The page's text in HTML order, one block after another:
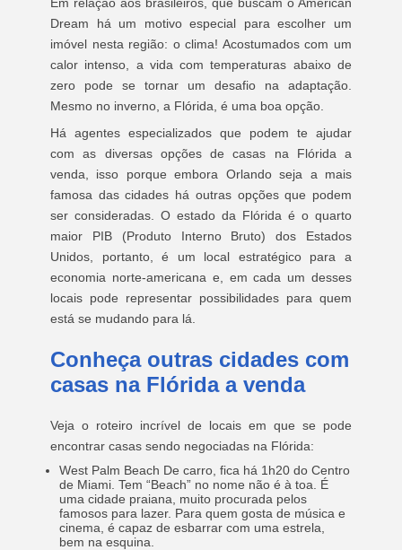
Dream há um motivo especial para escolher um
imóvel nesta região: o clima! Acostumados com um
calor intenso, a vida com temperaturas abaixo de
zero pode se tornar um desafio na adaptação.
Mesmo no inverno, a Flórida, é uma boa opção.
Há agentes especializados que podem te ajudar
com as diversas opções de casas na Flórida a
venda, isso porque embora Orlando seja a mais
famosa das cidades há outras opções que podem
ser consideradas. O estado da Flórida é o quarto
maior PIB (Produto Interno Bruto) dos Estados
Unidos, portanto, é um local estratégico para a
economia norte-americana e, em cada um desses
locais pode representar possibilidades para quem
está se mudando para lá.
Conheça outras cidades com
casas na Flórida a venda
Veja o roteiro incrível de locais em que se pode
encontrar casas sendo negociadas na Flórida:
West Palm Beach De carro, fica há 1h20 do Centro
de Miami. Tem “Beach” no nome não é à toa. É
uma cidade praiana, muito procurada pelos
famosos para lazer. Para quem gosta de música e
cinema, é capaz de esbarrar com uma estrela,
bem na esquina.